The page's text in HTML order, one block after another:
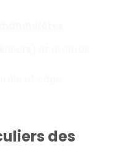
des